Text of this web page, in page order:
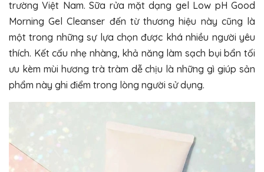
trường Việt Nam. Sữa rửa mặt dạng gel Low pH Good
Morning Gel Cleanser đến từ thương hiệu này cũng là
một trong những sự lựa chọn được khá nhiều người yêu
thích. Kết cấu nhẹ nhàng, khả năng làm sạch bụi bẩn tối
ưu kèm mùi hương trà tràm dễ chịu là những gì giúp sản
phẩm này ghi điểm trong lòng người sử dụng.